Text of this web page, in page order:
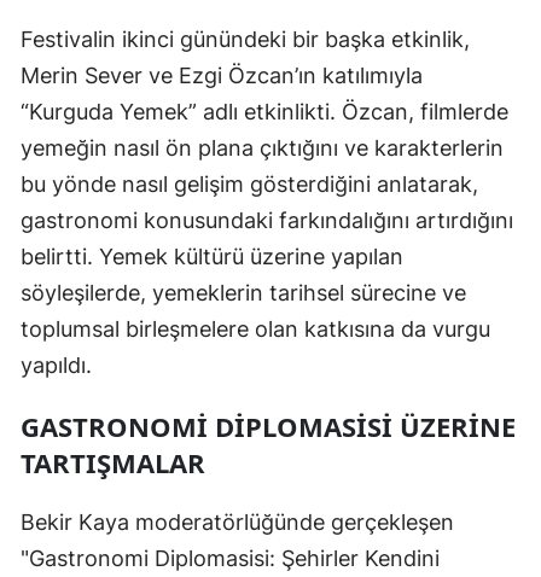
Festivalin ikinci günündeki bir başka etkinlik,
Merin Sever ve Ezgi Özcan’ın katılımıyla
“Kurguda Yemek” adlı etkinlikti. Özcan, filmlerde
yemeğin nasıl ön plana çıktığını ve karakterlerin
bu yönde nasıl gelişim gösterdiğini anlatarak,
gastronomi konusundaki farkındalığını artırdığını
belirtti. Yemek kültürü üzerine yapılan
söyleşilerde, yemeklerin tarihsel sürecine ve
toplumsal birleşmelere olan katkısına da vurgu
yapıldı.
GASTRONOMI DIPLOMASISI ÜZERINE
TARTIŞMALAR
Bekir Kaya moderatörlüğünde gerçekleşen
"Gastronomi Diplomasisi: Şehirler Kendini